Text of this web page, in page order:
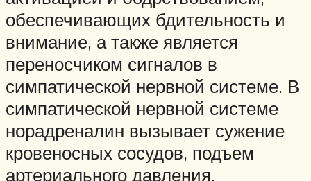
обеспечивающих бдительность и
внимание, а также является
переносчиком сигналов в
симпатической нервной системе. В
симпатической нервной системе
норадреналин вызывает сужение
кровеносных сосудов, подъем
артериального давления,